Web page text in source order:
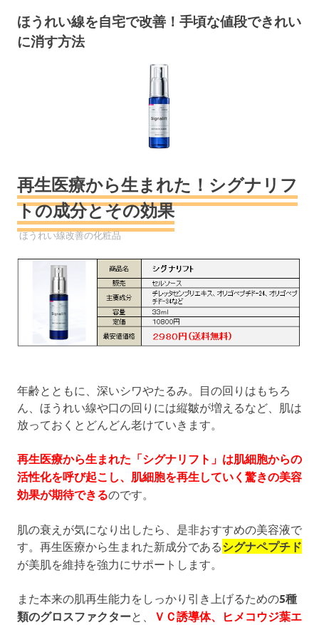
ほうれい線を自宅で改善！手頃な値段できれい
に消す方法
再生医療から生まれた！シグナリフ
トの成分とその効果
2019年5月8日
YYYPRO
ほうれい線改善の化粧品
年齢とともに、深いシワやたるみ。目の回りはもちろ
ん、ほうれい線や口の回りには縦皺が増えるなど、肌は
放っておくとどんどん老けていきます。
再生医療から生まれた「シグナリフト」は肌細胞からの
活性化を呼び起こし、肌細胞を再生していく驚きの美容
効果が期待できるのです。
肌の衰えが気になり出したら、是非おすすめの美容液で
す。再生医療から生まれた新成分であるシグナペプチド
が美肌を維持を強力にサポートします。
また本来の肌再生能力をしっかり引き上げるための5種
類のグロスファクターと、
ＶＣ誘導体、ヒメコウジ葉エ